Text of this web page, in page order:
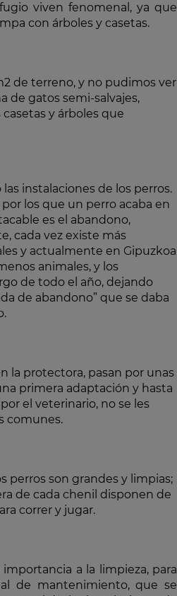
viven fenomenal, ya que
con árboles y casetas.
de terreno, y no pudimos ver
de gatos semi-salvajes,
y árboles que
instalaciones de los perros.
los que un perro acaba en
es el abandono,
cada vez existe más
y actualmente en Gipuzkoa
animales, y los
de todo el año, dejando
de abandono” que se daba
la protectora, pasan por unas
primera adaptación y hasta
el veterinario, no se les
comunes.
perros son grandes y limpias;
de cada chenil disponen de
correr y jugar.
a la limpieza, para
de mantenimiento, que se